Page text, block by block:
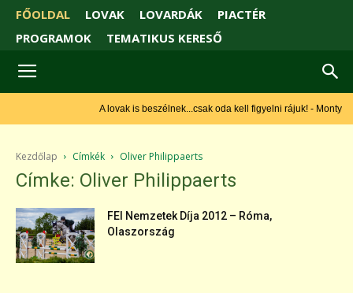
FŐOLDAL LOVAK LOVARDÁK
PIACTÉR
PROGRAMOK
TEMATIKUS KERESŐ
A lovak is beszélnek...csak oda kell figyelni rájuk! - Monty
Kezdőlap Címkék Oliver Philippaerts
Címke: Oliver Philippaerts
FEI Nemzetek Díja 2012 – Róma,
Olaszország